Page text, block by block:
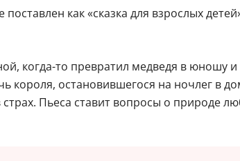
как «сказка для взрослых
когда-то превратил медведя в юношу и
короля, остановившегося на ночлег в
Пьеса ставит вопросы о природе